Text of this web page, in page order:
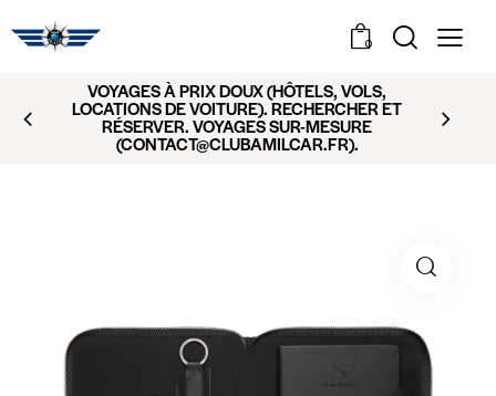
0
VOYAGES À PRIX DOUX (HÔTELS, VOLS,
LOCATIONS DE VOITURE). RECHERCHER ET
RÉSERVER. VOYAGES SUR-MESURE
(CONTACT@CLUBAMILCAR.FR).